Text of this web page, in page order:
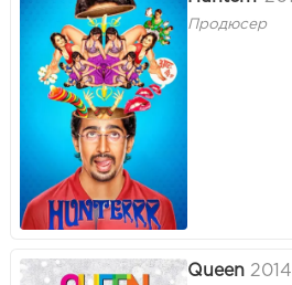
Продюсер
Queen 2014